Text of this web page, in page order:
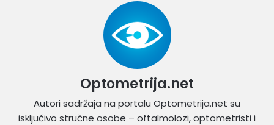
Optometrija.net
Autori sadržaja na portalu Optometrija.net su
isključivo stručne osobe – oftalmolozi, optometristi i